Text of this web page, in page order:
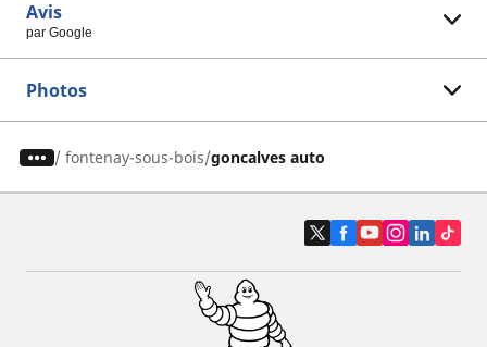
Avis
par Google
Photos
/ fontenay-sous-bois goncalves auto